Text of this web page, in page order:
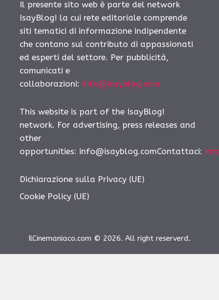
Il presente sito web è parte del network
IsayBlog! la cui rete editoriale comprende
siti tematici di informazione indipendente
che contano sul contributo di appassionati
ed esperti del settore. Per pubblicità,
comunicati e
collaborazioni: info@isayblog.com
This website is part of the IsayBlog!
network. For advertising, press releases and
other
opportunities: info@isayblog.comContattaci:
Dichiarazione sulla Privacy (UE)
Cookie Policy (UE)
IlCinemaniaco.com © 2026. All right reserverd.